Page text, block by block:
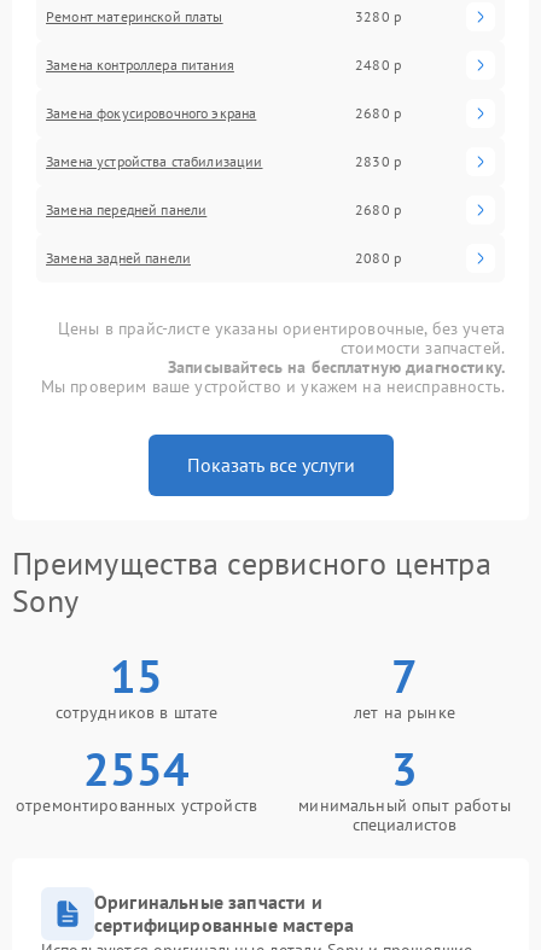
Ремонт материнской платы 3280 р
Замена контроллера питания 2480 р
Замена фокусировочного экрана 2680 р
Замена устройства стабилизации 2830 р
Замена передней панели 2680 р
Замена задней панели 2080 р
Цены в прайс-листе указаны ориентировочные, без учета
стоимости запчастей.
Записывайтесь на бесплатную диагностику.
Мы проверим ваше устройство и укажем на неисправность.
Показать все услуги
Преимущества сервисного центра
Sony
15
сотрудников в штате
7
лет на рынке
2554
отремонтированных устройств
3
минимальный опыт работы
специалистов
Оригинальные запчасти и
сертифицированные мастера